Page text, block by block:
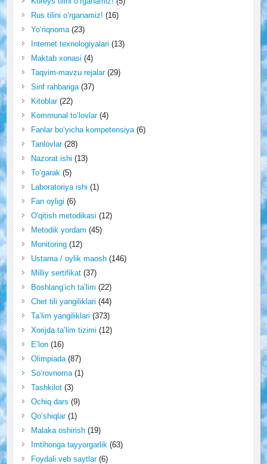
Rus tilini o‘rganamiz! (16)
Yo‘riqnoma(23)
Internet texnologiyalari (13)
Maktab xonasi (4)
Taqvim-mavzu rejalar(29)
Sinf rahbariga(37)
Kitoblar(22)
Kommunal to‘lovlar(4)
Fanlar bo‘yicha kompetensiya(6)
Tanlovlar(28)
Nazorat ishi (13)
To‘garak(5)
Laboratoriya ishi (1)
Fan oyligi (6)
O'qitish metodikasi (12)
Metodik yordam (45)
Monitoring(12)
Ustama / oylik maosh(146)
Milliy sertifikat(37)
Boshlang‘ich ta’lim (22)
Chet tili yangiliklari (44)
Ta’lim yangiliklari (373)
Xorijda ta’lim tizimi (12)
E’lon(16)
Olimpiada(87)
So‘rovnoma(1)
Tashkilot(3)
Ochiq dars (9)
Qo‘shiqlar(1)
Malaka oshirish(19)
Imtihonga tayyorgarlik(63)
Foydali veb saytlar(6)